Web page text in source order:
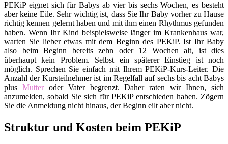
PEKiP eignet sich für Babys ab vier bis sechs Wochen, es besteht
aber keine Eile. Sehr wichtig ist, dass Sie Ihr Baby vorher zu Hause
richtig kennen gelernt haben und mit ihm einen Rhythmus gefunden
haben. Wenn Ihr Kind beispielsweise länger im Krankenhaus war,
warten Sie lieber etwas mit dem Beginn des PEKiP. Ist Ihr Baby
also beim Beginn bereits zehn oder 12 Wochen alt, ist dies
überhaupt kein Problem. Selbst ein späterer Einstieg ist noch
möglich. Sprechen Sie einfach mit Ihrem PEKiP-Kurs-Leiter. Die
Anzahl der Kursteilnehmer ist im Regelfall auf sechs bis acht Babys
plus Mutteroder Vater begrenzt. Daher raten wir Ihnen, sich
anzumelden, sobald Sie sich für PEKiP entschieden haben. Zögern
Sie die Anmeldung nicht hinaus, der Beginn eilt aber nicht.
Struktur und Kosten beim PEKiP